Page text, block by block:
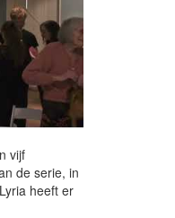
vijf
de serie, in
heeft er